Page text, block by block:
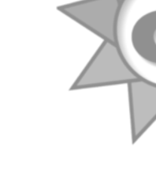
Средства для
Средства для
Услуги
Чистка